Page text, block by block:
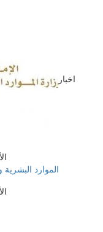
اخبار
الأحد
"الموارد
الأحد